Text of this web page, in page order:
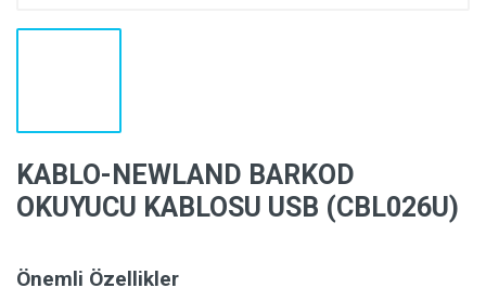
KABLO-NEWLAND BARKOD
OKUYUCU KABLOSU USB (CBL026U)
Önemli Özellikler